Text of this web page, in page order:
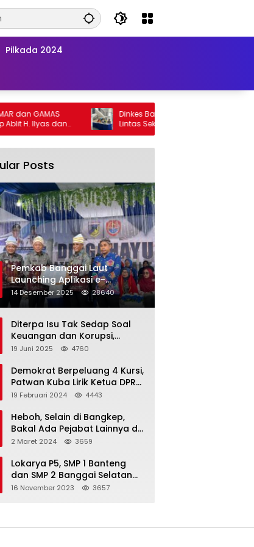
Pilkada 2024
GAMAS
Ilyas dan
Kompak
Dinkes Banggai Laut Gelar Pertemuan
Lintas Sektor Perkuat Upaya Penurunan
Stunting di Banggai Laut
Posts
Pemkab Banggai Laut
Launching Aplikasi e-
Balimang V.3, Integrasikan
SAKIP hingga Satu Data
14 Desember 2025 28640
Diterpa Isu Tak Sedap Soal
Keuangan dan Korupsi,
Pemda Balut Sebut Isu Tak
19 Juni 2025 4760
Demokrat Berpeluang 4 Kursi,
Patwan Kuba Lirik Ketua DPRD
Banggai Laut
19 Februari 2024 4443
Heboh, Selain di Bangkep,
Bakal Ada Pejabat Lainnya di
Banggai Laut yang Bakal di
2 Maret 2024 3659
Lokarya P5, SMP 1 Banteng
dan SMP 2 Banggai Selatan
Curi Perhatian
16 November 2023 3657